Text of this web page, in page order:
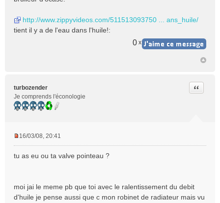
http://www.zippyvideos.com/511513093750 ... ans_huile/
tient il y a de l'eau dans l'huile!:
0 x
turbozender
Je comprends l'éconologie
Citer
g
e
16/03/08, 20:41
tu as eu ou ta valve pointeau ?
moi jai le meme pb que toi avec le ralentissement du debit
d'huile je pense aussi que c mon robinet de radiateur mais vu